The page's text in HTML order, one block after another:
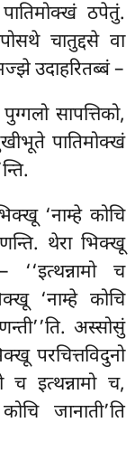
ठपेतुं.
चातुद्दसे वा
उदाहरितब्बं –
सापत्तिको,
पातिमोक्खं
‘नाम्हे कोचि
थेरा भिक्खू
‘‘इत्थन्नामो च
‘नाम्हे कोचि
अस्सोसुं
परचित्तविदुनो
च इत्थन्नामो च,
जानाती’ति